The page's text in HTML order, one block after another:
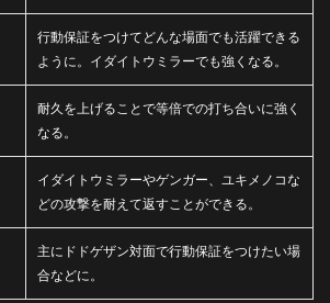
行動保証をつけてどんな場面でも活躍できる
ように。イダイトウミラーでも強くなる。
耐久を上げることで等倍での打ち合いに強く
なる。
イダイトウミラーやゲンガー、ユキメノコな
どの攻撃を耐えて返すことができる。
主にドドゲザン対面で行動保証をつけたい場
合などに。